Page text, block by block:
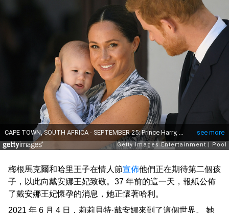
梅根馬克爾和哈里王子在情人節宣佈他們正在期待第二個孩
子，以此向戴安娜王妃致敬。37 年前的這一天，報紙公佈
了戴安娜王妃懷孕的消息，她正懷著哈利。
2021 年 6 月 4 日，莉莉貝特·戴安娜來到了這個世界。 她